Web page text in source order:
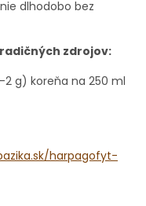
dlhodobo bez
zdrojov:
g) koreňa na 250 ml
harpagofyt-